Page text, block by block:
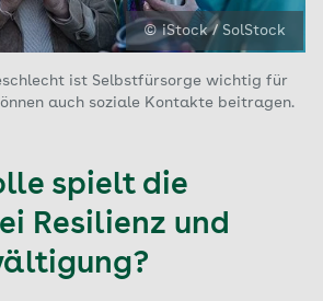
© iStock / SolStock
ist Selbstfürsorge wichtig für
auch soziale Kontakte beitragen.
spielt die
Resilienz und